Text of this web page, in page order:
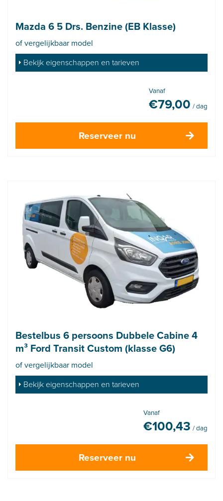
Mazda 6 5 Drs. Benzine (EB Klasse)
of vergelijkbaar model
Bekijk eigenschappen en tarieven
Vanaf
€79,00 / dag
Reserveer nu
Bestelbus 6 persoons Dubbele Cabine 4
m³ Ford Transit Custom (klasse G6)
of vergelijkbaar model
Bekijk eigenschappen en tarieven
Vanaf
€100,43 / dag
Reserveer nu